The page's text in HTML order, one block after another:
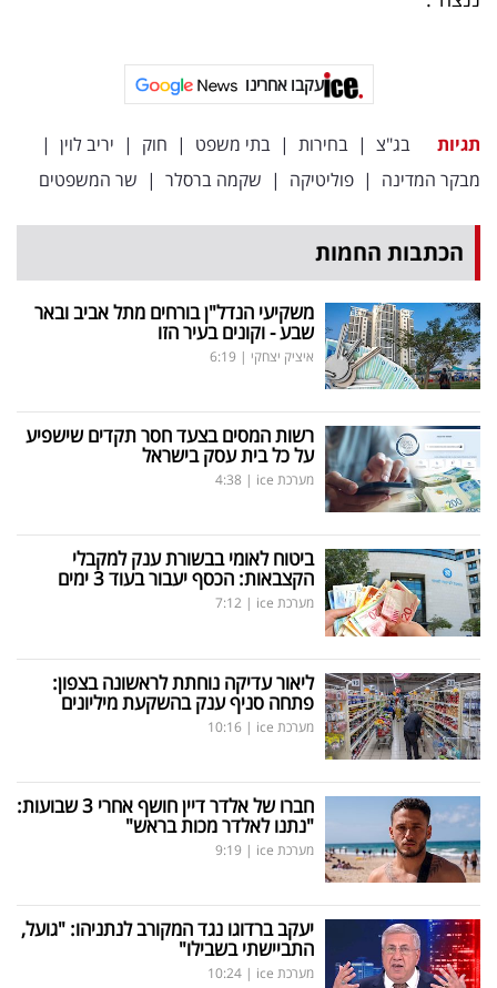
פרסמו
אחרינו:
עקבו אחרינו
תגיות בג"צ | בחירות | בתי משפט | חוק | יריב לוין |
מבקר המדינה | פוליטיקה | שקמה ברסלר | שר המשפטים
הכתבות החמות
משקיעי הנדל"ן בורחים מתל אביב ובאר
שבע - וקונים בעיר הזו
איציק יצחקי |
6:19
רשות המסים בצעד חסר תקדים שישפיע
על כל בית עסק בישראל
מערכת ice |
4:38
ביטוח לאומי בבשורת ענק למקבלי
הקצבאות: הכסף יעבור בעוד 3 ימים
מערכת ice |
7:12
ליאור עדיקה נוחתת לראשונה בצפון:
פתחה סניף ענק בהשקעת מיליונים
מערכת ice |
10:16
חברו של אלדר דיין חושף אחרי 3 שבועות:
"נתנו לאלדר מכות בראש"
מערכת ice |
9:19
יעקב ברדוגו נגד המקורב לנתניהו: "גועל,
התביישתי בשבילו"
מערכת ice |
10:24